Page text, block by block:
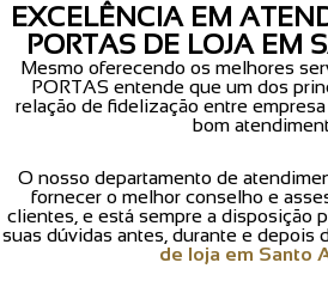
EXCELÊNCIA EM
PORTAS DE LOJA EM
Mesmo oferecendo os melhores
PORTAS entende que um dos
relação de fidelização entre
bom
O nosso departamento de
fornecer o melhor conselho e
clientes, e está sempre a disposição
suas dúvidas antes, durante e depois
de loja em Santo